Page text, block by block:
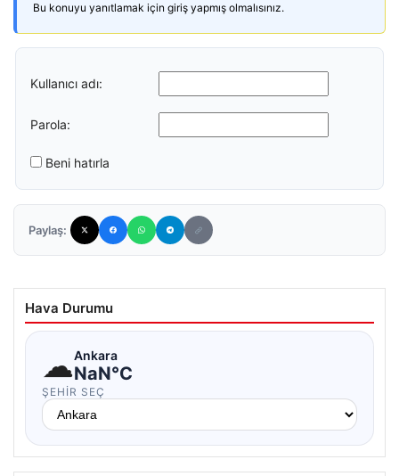
Bu konuyu yanıtlamak için giriş yapmış olmalısınız.
Kullanıcı adı:
Parola:
Beni hatırla
Paylaş:
Hava Durumu
☁Ankara
NaN°C
ŞEHIR SEÇ